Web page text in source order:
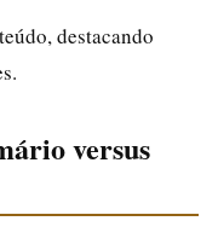
destacando
versus